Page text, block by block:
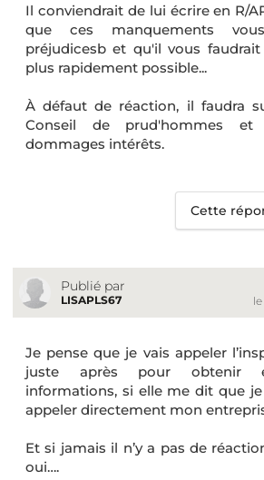
Il conviendrait de lui écrire en R/
que ces manquements
préjudicesb et qu'il vous
plus rapidement possible...
À défaut de réaction, il faudra
Conseil de prud'hommes et
dommages intérêts.
Cette
Publié par
LISAPLS67
Je pense que je vais appeler
juste après pour obtenir
informations, si elle me dit que
appeler directement mon
Et si jamais il n’y a pas de
oui….